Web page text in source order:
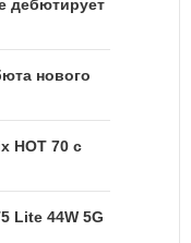
дебютирует
нового
HOT 70 с
Lite 44W 5G